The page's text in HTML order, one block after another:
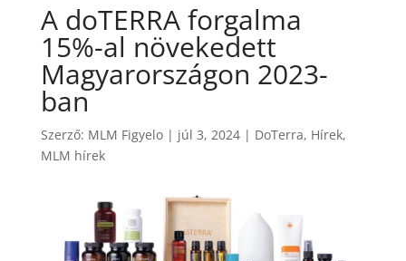
A doTERRA forgalma
15%-al növekedett
Magyarországon 2023-
ban
Szerző: MLM Figyelo| júl 3, 2024| DoTerra, Hírek,
MLM hírek